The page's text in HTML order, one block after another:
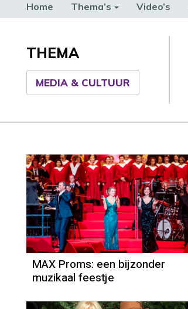
Home Thema’s Video’s
TERUG NAAR TOEN
THEMA
MEDIA & CULTUUR
MAX Proms: een bijzonder
muzikaal feestje